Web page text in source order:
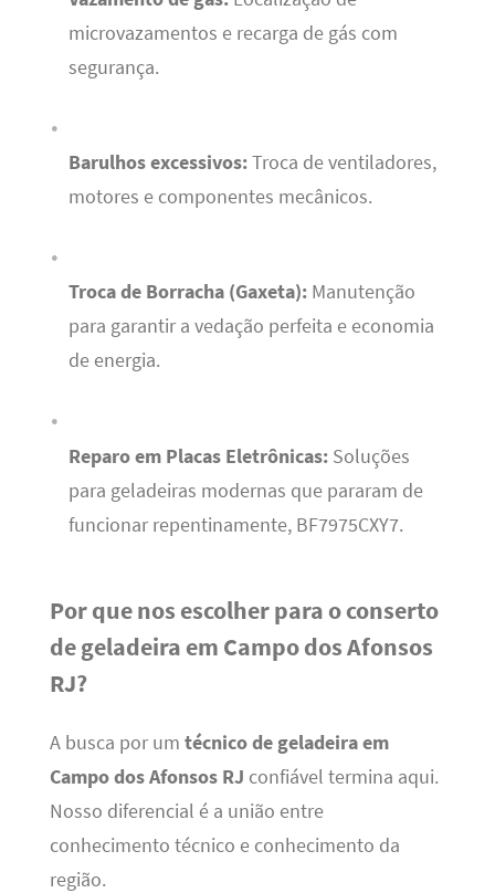
microvazamentos e recarga de gás com
segurança.
Barulhos excessivos:Troca de ventiladores,
motores e componentes mecânicos.
Troca de Borracha (Gaxeta):Manutenção
para garantir a vedação perfeita e economia
de energia.
Reparo em Placas Eletrônicas:Soluções
para geladeiras modernas que pararam de
funcionar repentinamente, BF7975CXY7.
Por que nos escolher para o conserto
de geladeira em Campo dos Afonsos
RJ?
A busca por um técnico de geladeira em
Campo dos Afonsos RJ confiável termina aqui.
Nosso diferencial é a união entre
conhecimento técnico e conhecimento da
região.